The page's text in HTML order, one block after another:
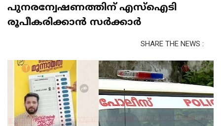
പുനരന്വേഷണത്തിന് എസ്ഐടി
രൂപീകരിക്കാൻ സർക്കാർ
SHARE THE NEWS :